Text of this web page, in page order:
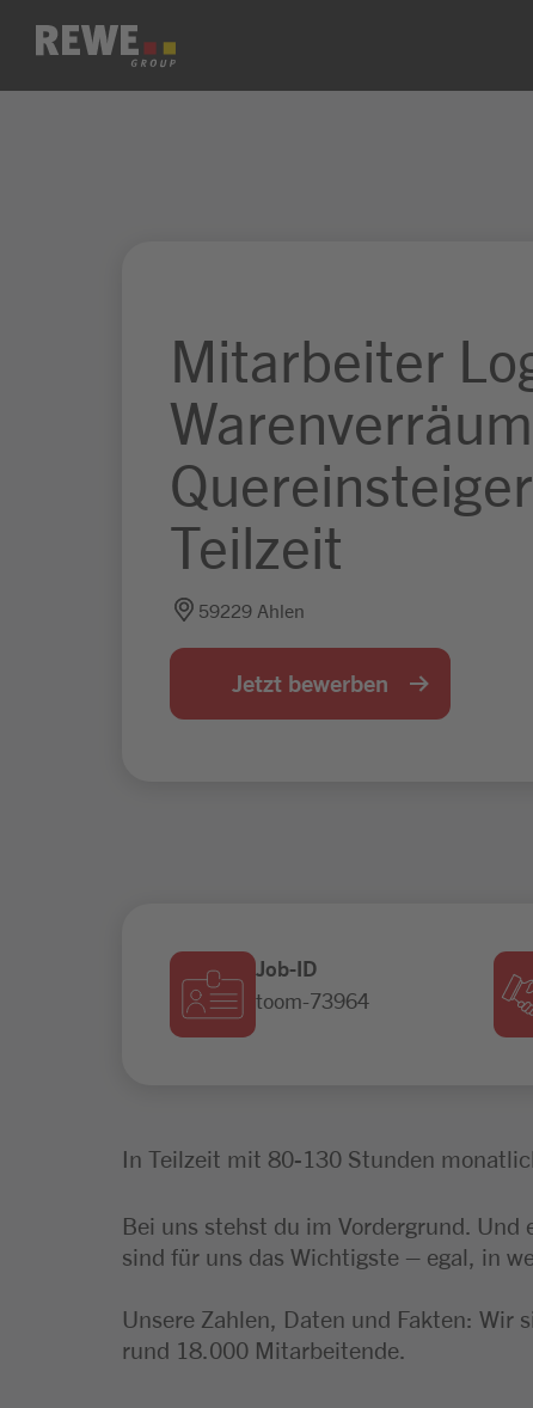
Zum Inhalt springen
Mitarbeiter
Teilzeit
59229 Ahlen
Jetzt bewerben
Job-ID
toom-73964
In Teilzeit mit 80-130 Stunden
Bei uns stehst du im Vordergrund.
sind für uns das Wichtigste – egal, in
Unsere Zahlen, Daten und Fakten: Wir
rund 18.000 Mitarbeitende.